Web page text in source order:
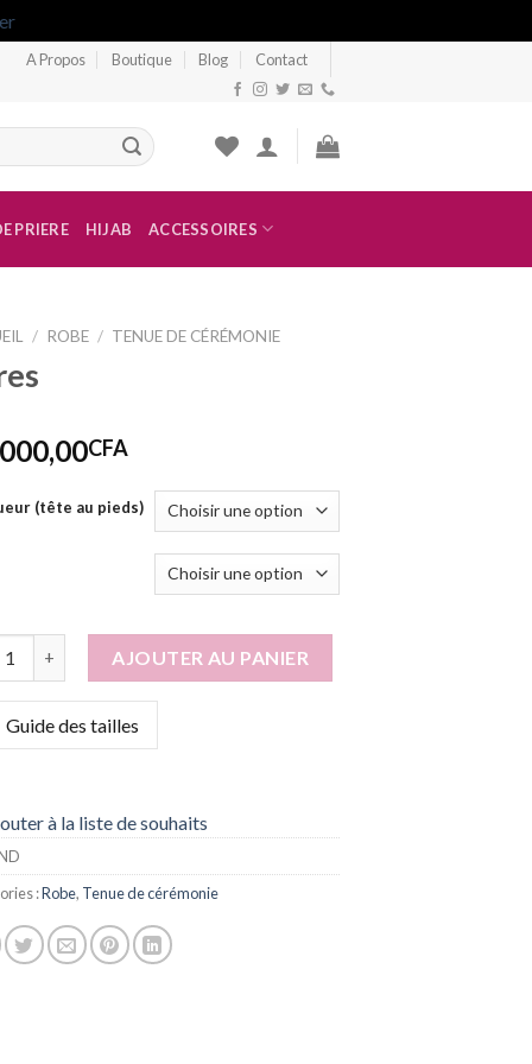
A Propos Boutique Blog Contact
PRIERE HIJAB ACCESSOIRES
/ ROBE / TENUE DE CÉRÉMONIE
CFA
(tête au pieds)
AJOUTER AU PANIER
Guide des tailles
à la liste de souhaits
:Robe, Tenue de cérémonie